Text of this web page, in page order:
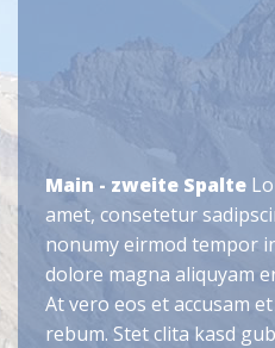
Main - zweite Spalte
amet, consetetur
nonumy eirmod tempor
dolore magna aliquyam
At vero eos et accusam
rebum. Stet clita kasd